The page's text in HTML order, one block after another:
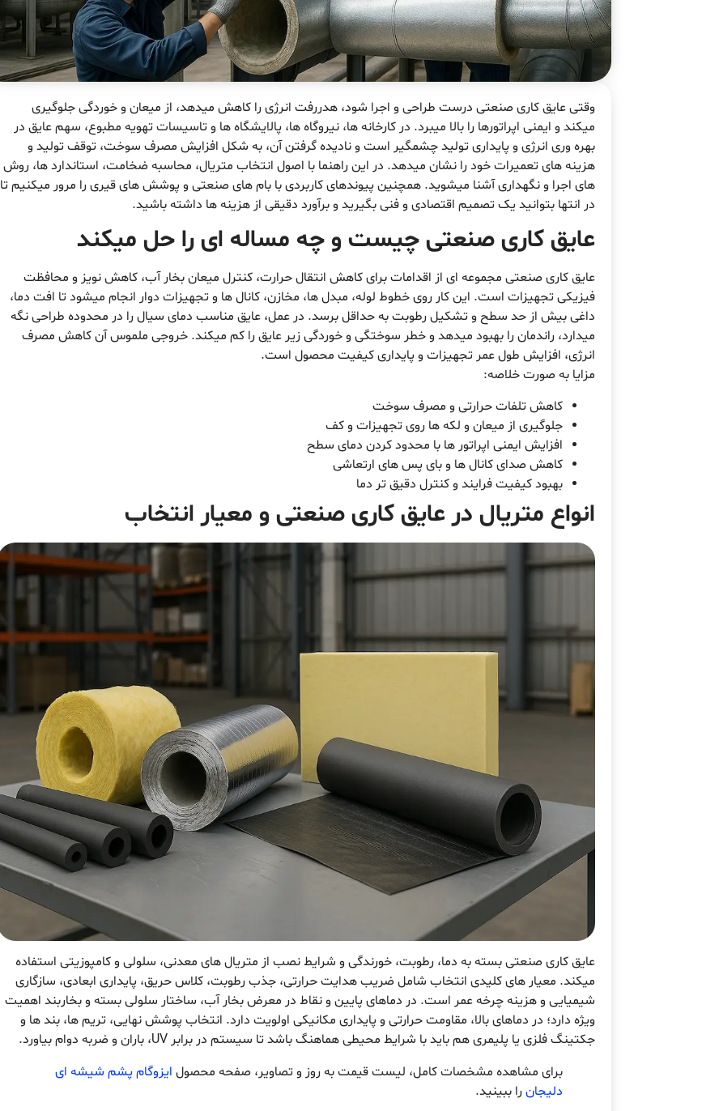
وقتی عایق کاری صنعتی درست طراحی و اجرا شود، هدررفت انرژی را کاهش میدهد، از میعان و خوردگی جلوگیری
میکند و ایمنی اپراتورها را بالا میبرد. در کارخانه ها، نیروگاه ها، پالایشگاه ها و تاسیسات تهویه مطبوع، سهم عایق در
بهره وری انرژی و پایداری تولید چشمگیر است و نادیده گرفتن آن، به شکل افزایش مصرف سوخت، توقف تولید و
هزینه های تعمیرات خود را نشان میدهد. در این راهنما با اصول انتخاب متریال، محاسبه ضخامت، استاندارد ها، روش
های اجرا و نگهداری آشنا میشوید. همچنین پیوندهای کاربردی با بام های صنعتی و پوشش های قیری را مرور میکنیم تا
در انتها بتوانید یک تصمیم اقتصادی و فنی بگیرید و برآورد دقیقی از هزینه ها داشته باشید.
عایق کاری صنعتی چیست و چه مساله ای را حل میکند
عایق کاری صنعتی مجموعه ای از اقدامات برای کاهش انتقال حرارت، کنترل میعان بخار آب، کاهش نویز و محافظت
فیزیکی تجهیزات است. این کار روی خطوط لوله، مبدل ها، مخازن، کانال ها و تجهیزات دوار انجام میشود تا افت دما،
داغی بیش از حد سطح و تشکیل رطوبت به حداقل برسد. در عمل، عایق مناسب دمای سیال را در محدوده طراحی نگه
میدارد، راندمان را بهبود میدهد و خطر سوختگی و خوردگی زیر عایق را کم میکند. خروجی ملموس آن کاهش مصرف
انرژی، افزایش طول عمر تجهیزات و پایداری کیفیت محصول است.
مزایا به صورت خلاصه:
کاهش تلفات حرارتی و مصرف سوخت
جلوگیری از میعان و لکه ها روی تجهیزات و کف
افزایش ایمنی اپراتور ها با محدود کردن دمای سطح
کاهش صدای کانال ها و بای پس های ارتعاشی
بهبود کیفیت فرایند و کنترل دقیق تر دما
انواع متریال در عایق کاری صنعتی و معیار انتخاب
عایق کاری صنعتی بسته به دما، رطوبت، خورندگی و شرایط نصب از متریال های معدنی، سلولی و کامپوزیتی استفاده
میکند. معیار های کلیدی انتخاب شامل ضریب هدایت حرارتی، جذب رطوبت، کلاس حریق، پایداری ابعادی، سازگاری
شیمیایی و هزینه چرخه عمر است. در دماهای پایین و نقاط در معرض بخار آب، ساختار سلولی بسته و بخاربند اهمیت
ویژه دارد؛ در دماهای بالا، مقاومت حرارتی و پایداری مکانیکی اولویت دارد. انتخاب پوشش نهایی، تریم ها، بند ها و
جکتینگ فلزی یا پلیمری هم باید با شرایط محیطی هماهنگ باشد تا سیستم در برابر UV، باران و ضربه دوام بیاورد.
برای مشاهده مشخصات کامل، لیست قیمت به روز و تصاویر، صفحه محصول ایزوگام پشم شیشه ای
دلیجانرا ببینید.